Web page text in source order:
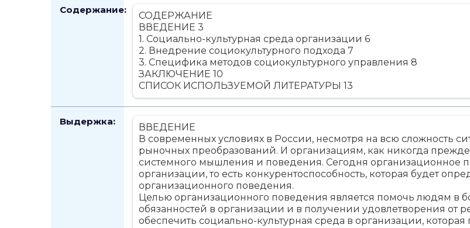
Содержание:
СОДЕРЖАНИЕ
ВВЕДЕНИЕ 3
1. Социально-культурная среда организации 6
2. Внедрение социокультурного подхода 7
3. Специфика методов социокультурного управления 8
ЗАКЛЮЧЕНИЕ 10
СПИСОК ИСПОЛЬЗУЕМОЙ ЛИТЕРАТУРЫ 13
Выдержка:
ВВЕДЕНИЕ
В современных условиях в России, несмотря на всю сложность
рыночных преобразований. И организациям, как никогда
системного мышления и поведения. Сегодня организационное
организации, то есть конкурентоспособность, которая будет
организационного поведения.
Целью организационного поведения является помочь людям в
обязанностей в организации и в получении удовлетворения от
обеспечить социально-культурная среда в организации,